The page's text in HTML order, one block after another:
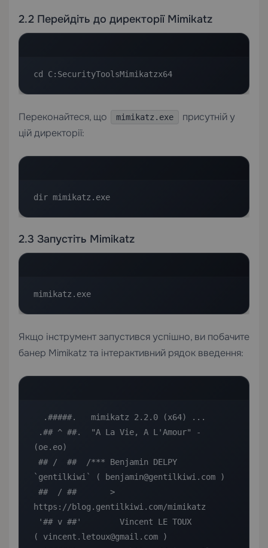
2.2 Перейдіть до директорії Mimikatz
cd C:SecurityToolsMimikatzx64
Переконайтеся, що mimikatz.exe
присутній у
цій директорії:
dir mimikatz.exe
2.3 Запустіть Mimikatz
mimikatz.exe
Якщо інструмент запустився успішно, ви побачите
банер Mimikatz та інтерактивний рядок введення:
  .#####.   mimikatz 2.2.0 (x64) ...
(oe.eo)
`gentilkiwi` ( benjamin@gentilkiwi.com )
https://blog.gentilkiwi.com/mimikatz
( vincent.letoux@gmail.com )